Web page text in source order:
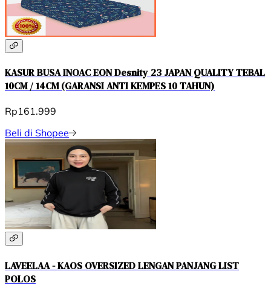
KASUR BUSA INOAC EON Desnity 23 JAPAN QUALITY TEBAL
10CM / 14CM (GARANSI ANTI KEMPES 10 TAHUN)
Rp161.999
Beli di Shopee
LAVEELAA - KAOS OVERSIZED LENGAN PANJANG LIST
POLOS